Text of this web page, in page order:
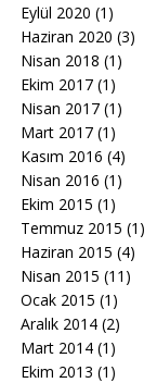
Eylül 2020 (1)
Haziran 2020 (3)
Nisan 2018 (1)
Ekim 2017 (1)
Nisan 2017 (1)
Mart 2017 (1)
Kasım 2016 (4)
Nisan 2016 (1)
Ekim 2015 (1)
Temmuz 2015 (1)
Haziran 2015 (4)
Nisan 2015 (11)
Ocak 2015 (1)
Aralık 2014 (2)
Mart 2014 (1)
Ekim 2013 (1)